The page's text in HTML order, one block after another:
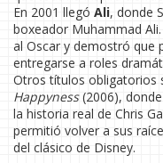
En 2001 llegó Ali, donde
boxeador Muhammad
al Oscar y demostró que
entregarse a roles
Otros títulos obligatorios
Happyness(2006),
la historia real de Chris
permitió volver a sus
del clásico de Disney.